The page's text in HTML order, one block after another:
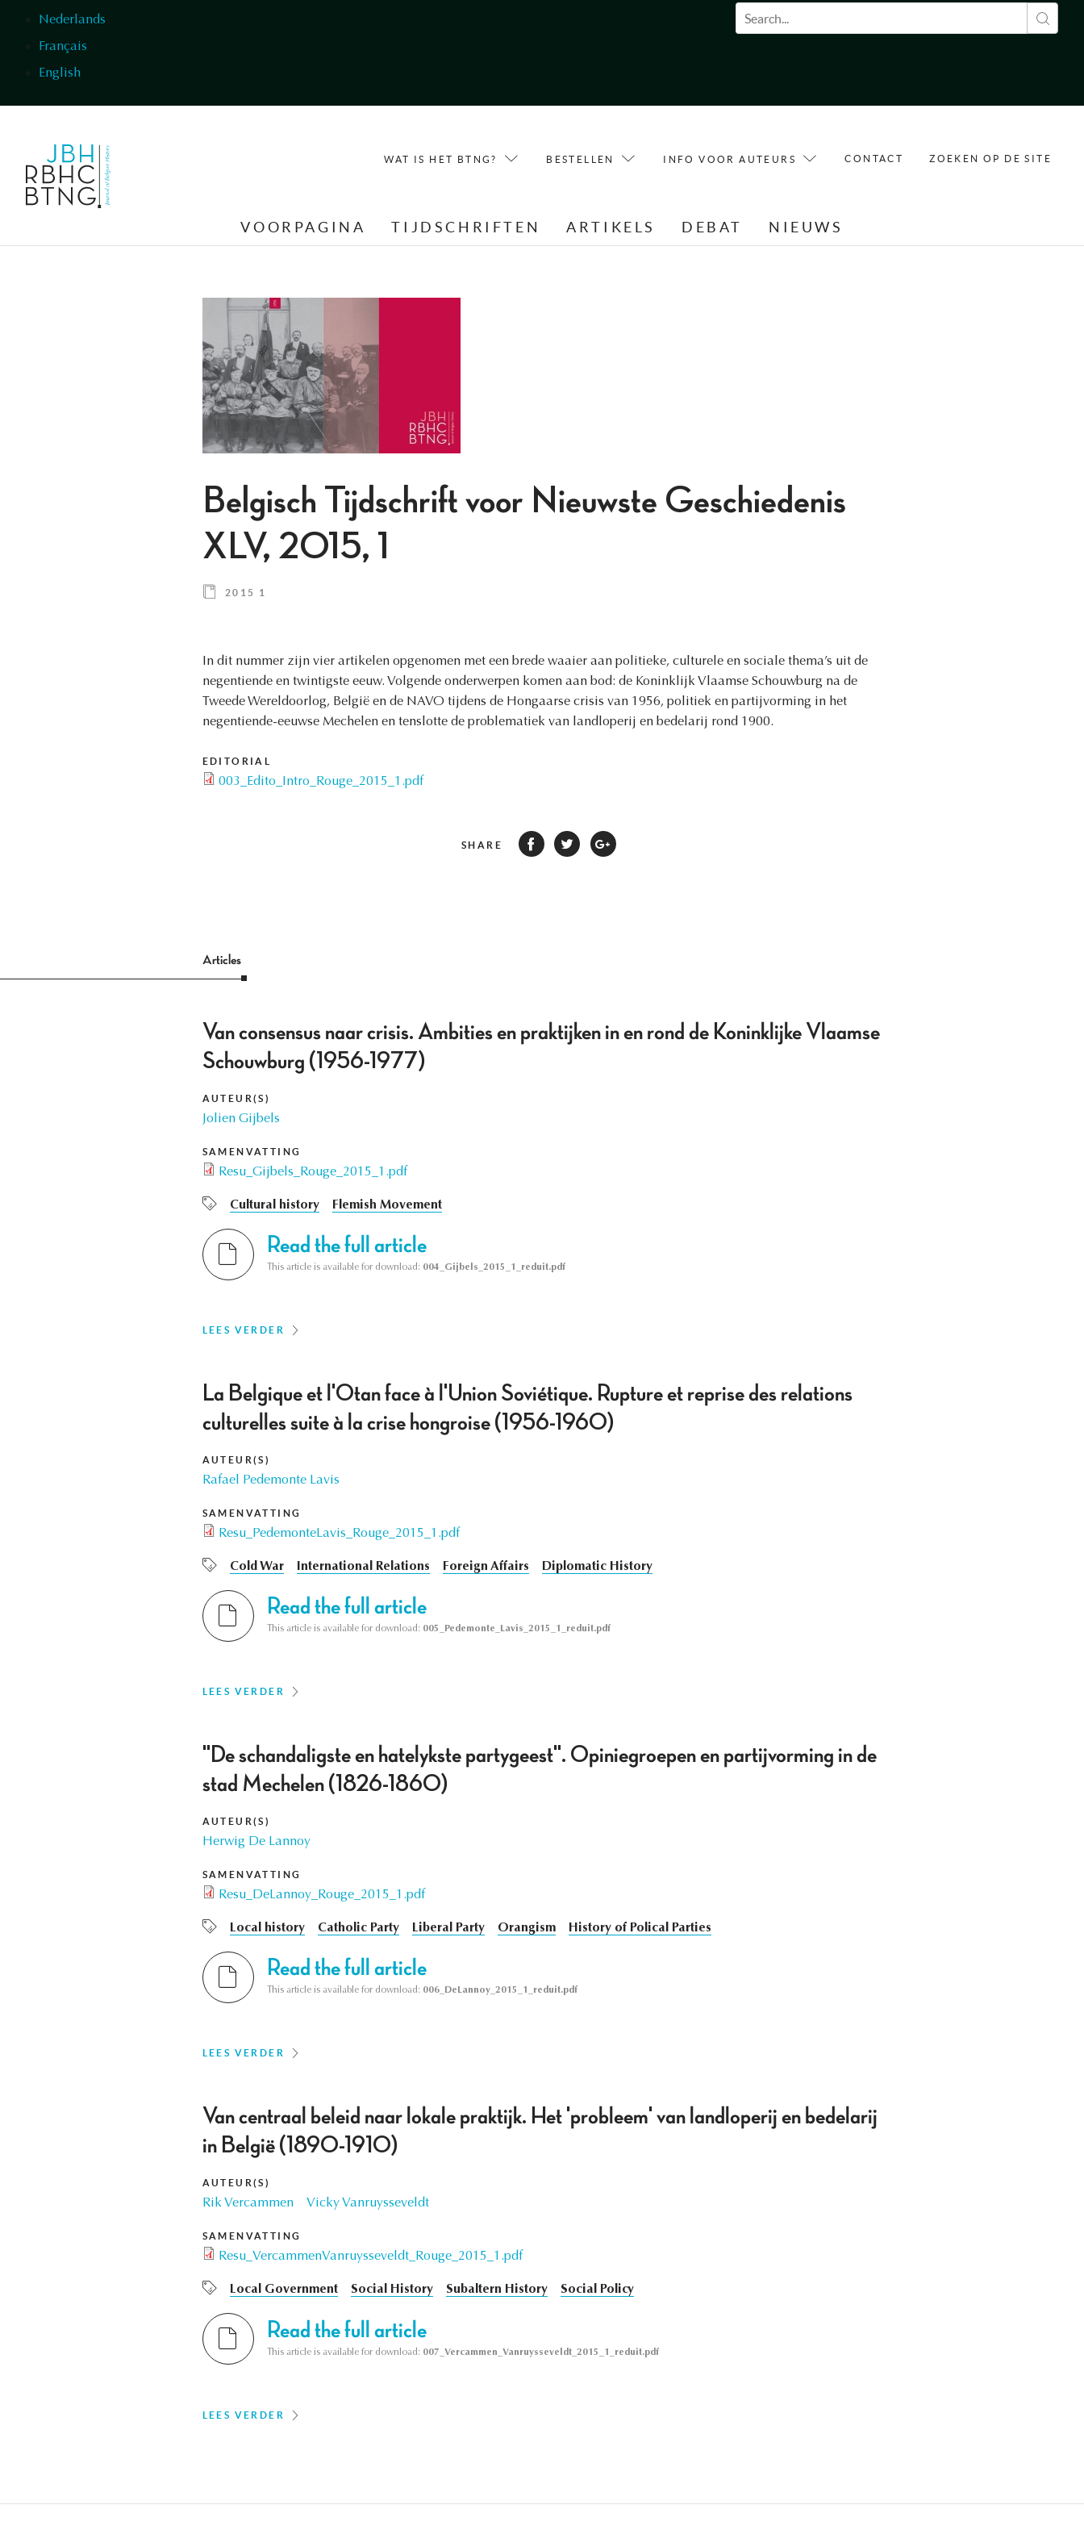
Nederlands
Français
English
Zoekveld
WAT IS HET BTNG? BESTELLEN INFO VOOR AUTEURS CONTACT ZOEKEN OP DE SITE
VOORPAGINA TIJDSCHRIFTEN ARTIKELS DEBAT NIEUWS
Belgisch Tijdschrift voor Nieuwste Geschiedenis
XLV, 2015, 1
2015 1
In dit nummer zijn vier artikelen opgenomen met een brede waaier aan politieke, culturele en sociale thema’s uit de
negentiende en twintigste eeuw. Volgende onderwerpen komen aan bod: de Koninklijk Vlaamse Schouwburg na de
Tweede Wereldoorlog, België en de NAVO tijdens de Hongaarse crisis van 1956, politiek en partijvorming in het
negentiende-eeuwse Mechelen en tenslotte de problematiek van landloperij en bedelarij rond 1900.
EDITORIAL
003_Edito_Intro_Rouge_2015_1.pdf
SHARE
Articles
Van consensus naar crisis. Ambities en praktijken in en rond de Koninklijke Vlaamse
Schouwburg (1956-1977)
AUTEUR(S)
Jolien Gijbels
SAMENVATTING
Resu_Gijbels_Rouge_2015_1.pdf
Cultural history Flemish Movement
Read the full article
This article is available for download: 004_Gijbels_2015_1_reduit.pdf
LEES VERDER
La Belgique et l'Otan face à l'Union Soviétique. Rupture et reprise des relations
culturelles suite à la crise hongroise (1956-1960)
AUTEUR(S)
Rafael Pedemonte Lavis
SAMENVATTING
Resu_PedemonteLavis_Rouge_2015_1.pdf
Cold War International Relations Foreign Affairs Diplomatic History
Read the full article
This article is available for download: 005_Pedemonte_Lavis_2015_1_reduit.pdf
LEES VERDER
"De schandaligste en hatelykste partygeest". Opiniegroepen en partijvorming in de
stad Mechelen (1826-1860)
AUTEUR(S)
Herwig De Lannoy
SAMENVATTING
Resu_DeLannoy_Rouge_2015_1.pdf
Local history Catholic Party Liberal Party Orangism History of Polical Parties
Read the full article
This article is available for download: 006_DeLannoy_2015_1_reduit.pdf
LEES VERDER
Van centraal beleid naar lokale praktijk. Het 'probleem' van landloperij en bedelarij
in België (1890-1910)
AUTEUR(S)
Rik Vercammen Vicky Vanruysseveldt
SAMENVATTING
Resu_VercammenVanruysseveldt_Rouge_2015_1.pdf
Local Government Social History Subaltern History Social Policy
Read the full article
This article is available for download: 007_Vercammen_Vanruysseveldt_2015_1_reduit.pdf
LEES VERDER